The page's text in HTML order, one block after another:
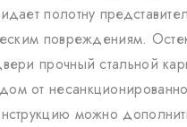
полотну
повреждениям.
прочный стальной
можно